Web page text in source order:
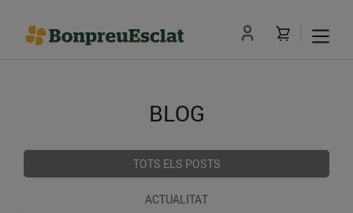
BLOG
TOTS ELS POSTS
ACTUALITAT